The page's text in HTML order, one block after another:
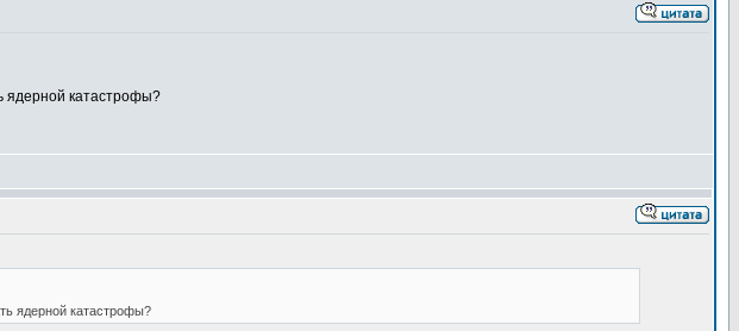
ядерной катастрофы?
ядерной катастрофы?